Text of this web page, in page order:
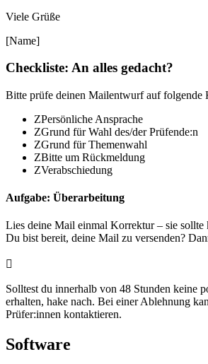
Viele Grüße
[Name]
Checkliste: An alles gedacht?
Bitte prüfe deinen Mailentwurf auf folgende
ZPersönliche Ansprache
ZGrund für Wahl des/der Prüfende:n
ZGrund für Themenwahl
ZBitte um Rückmeldung
ZVerabschiedung
Aufgabe: Überarbeitung
Lies deine Mail einmal Korrektur – sie sollte
Du bist bereit, deine Mail zu versenden?

Solltest du innerhalb von 48 Stunden keine
erhalten, hake nach. Bei einer Ablehnung
Prüfer:innen kontaktieren.
Software